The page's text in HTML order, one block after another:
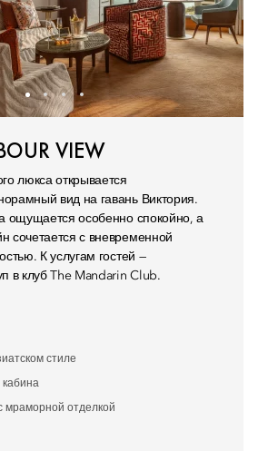
VIEW
люкса открывается
вид на гавань Виктория.
ощущается особенно спокойно, а
сочетается с вневременной
К услугам гостей —
в клуб The Mandarin Club.
стиле
мраморной отделкой